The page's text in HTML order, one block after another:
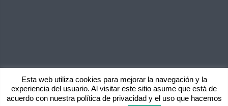
Copyright 2015 BLUEROOM - Todos los
derechos reservados -Aviso Legal -Politica
Esta web utiliza cookies para mejorar la navegación y la
experiencia del usuario. Al visitar este sitio asume que está de
acuerdo con nuestra política de privacidad y el uso que hacemos